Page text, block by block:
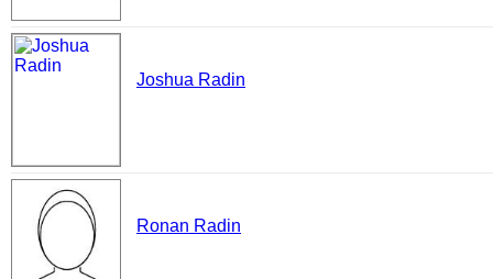
Joshua Radin
Ronan Radin